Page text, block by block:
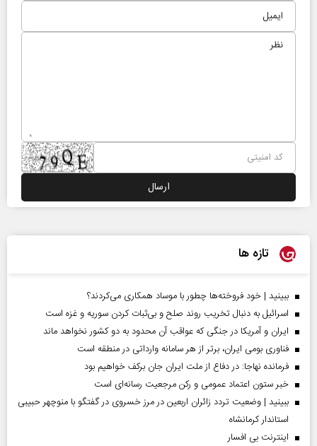
تازه ها
ببینید | خود فروخته‌ها چطور با موساد همکاری می‌کردند؟
اسرائیل به دنبال تخریب روند صلح و بی‌ثبات کردن سوریه و غزه است
ایران و آمریکا در جنگی که عواقب آن محدود به دو کشور نخواهد ماند
فناوری بومی ایران، برتر از هر سامانه وارداتی در منطقه است
فرمانده نهاجا: در دفاع از ملت ایران جان برکف خواهیم بود
خبر ستون اعتماد عمومی و رکن مرجعیت رسانه‌ای است
ببینید | وضعیت تردد زائران اربعین در مرز خسروی در گفتگو با منوچهر حبیبی
استاندار کرمانشاه
اینترنت بی افسار